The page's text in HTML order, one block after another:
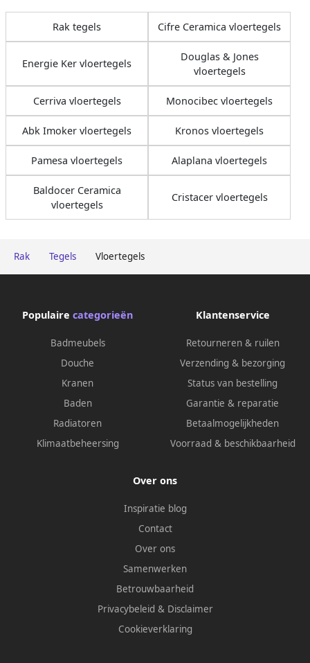
Rak Tegels Vloertegels
Rak tegels Cifre Ceramica vloertegels
Energie Ker vloertegels
Douglas & Jones
vloertegels
Cerriva vloertegels Monocibec vloertegels
Abk Imoker vloertegels Kronos vloertegels
Pamesa vloertegels Alaplana vloertegels
Baldocer Ceramica
vloertegels
Cristacer vloertegels
Populaire categorieën
Badmeubels
Douche
Kranen
Baden
Radiatoren
Klimaatbeheersing
Klantenservice
Retourneren & ruilen
Verzending & bezorging
Status van bestelling
Garantie & reparatie
Betaalmogelijkheden
Voorraad & beschikbaarheid
Over ons
Inspiratie blog
Contact
Over ons
Samenwerken
Betrouwbaarheid
Privacybeleid & Disclaimer
Cookieverklaring